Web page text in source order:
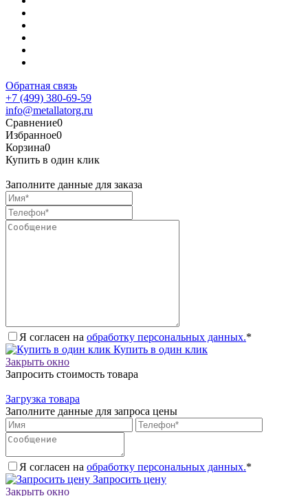
Обратная связь
+7 (499) 380-69-59
info@metallatorg.ru
Сравнение0
Избранное0
Корзина0
Купить в один клик
Заполните данные для заказа
Я согласен на обработку персональных данных.*
Купить в один клик
Закрыть окно
Запросить стоимость товара
Загрузка товара
Заполните данные для запроса цены
Я согласен на обработку персональных данных.*
Запросить цену
Закрыть окно